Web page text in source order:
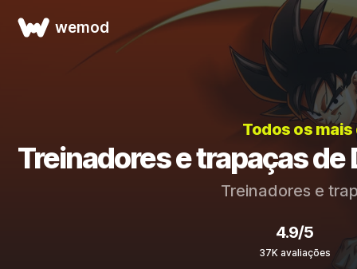
wemod
Todos os
Treinadores e trapaças de
Treinadores e
4.9/5
37K avaliações